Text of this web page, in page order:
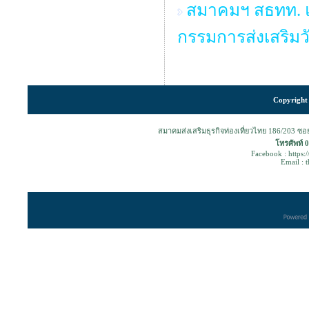
สมาคมฯ สธทท.
กรรมการส่งเสริ
Copyright
สมาคมส่งเสริมธุรกิจท่องเที่ยวไทย 186/203 ซ
โทรศัพท์
Facebook :
Email :